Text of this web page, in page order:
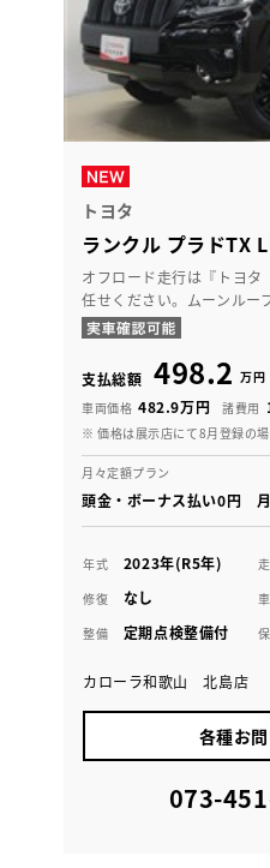
トヨタ
ランクル プラドTX
オフロード走行は『トヨ
任せください。ムーンルー
支払総額 498.2 万円
車両価格 482.9万円 諸費用
※ 価格は展示店にて8月登録の
月々定額プラン
頭金・ボーナス払い0円
年式 2023年(R5年)
修復 なし
整備 定期点検整備付
カローラ和歌山 北島店
各種お
073-